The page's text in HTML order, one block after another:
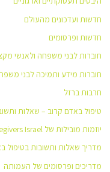
חדשות ועדכונים מהעולם
חדשות ופרסומים
חוברות לבני משפחה ולאנשי
חוברות מידע ותמיכה לבני
חרבות ברזל
טיפול באדם קרוב – שאלות
יוזמות מובילות של Caregivers Israel
מדריך שאלות ותשובות בטיפול
מדריכים ופרסומים של העמותה